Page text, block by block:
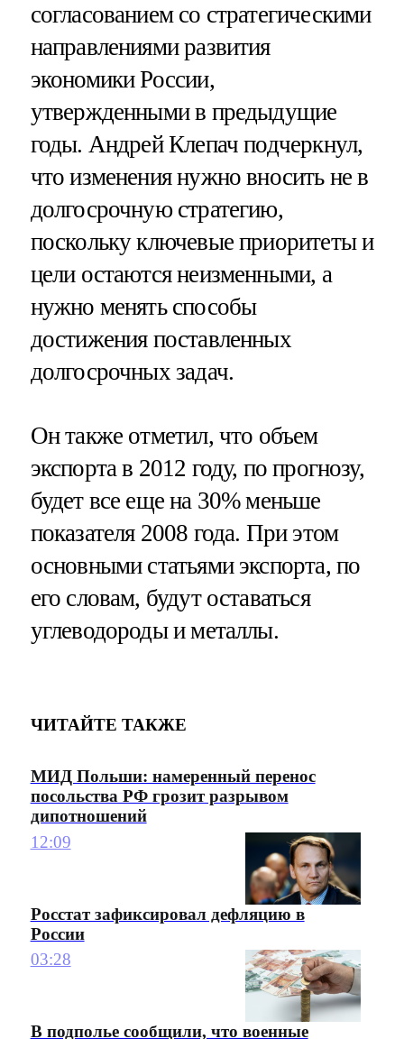
согласованием со стратегическими
направлениями развития
экономики России,
утвержденными в предыдущие
годы. Андрей Клепач подчеркнул,
что изменения нужно вносить не в
долгосрочную стратегию,
поскольку ключевые приоритеты и
цели остаются неизменными, а
нужно менять способы
достижения поставленных
долгосрочных задач.
Он также отметил, что объем
экспорта в 2012 году, по прогнозу,
будет все еще на 30% меньше
показателя 2008 года. При этом
основными статьями экспорта, по
его словам, будут оставаться
углеводороды и металлы.
ЧИТАЙТЕ ТАКЖЕ
МИД Польши: намеренный перенос
посольства РФ грозит разрывом
дипотношений
12:09
Росстат зафиксировал дефляцию в
России
03:28
В подполье сообщили, что военные